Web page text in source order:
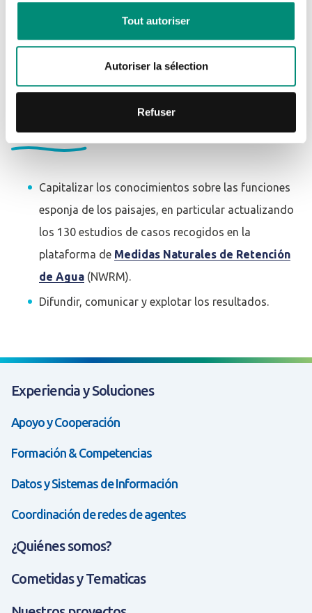
Tout autoriser
Autoriser la sélection
Refuser
sobre métodos de aplicación y mantenimiento. A lo largo
del proyecto se están organizando reuniones y talleres
locales para difundir las principales conclusiones y
resultados.
Las misiones de la OiEau
Capitalizar los conocimientos sobre las funciones
esponja de los paisajes, en particular actualizando
los 130 estudios de casos recogidos en la
plataforma de Medidas Naturales de Retención
de Agua (NWRM).
Difundir, comunicar y explotar los resultados.
Experiencia y Soluciones
Apoyo y Cooperación
Formación & Competencias
Datos y Sistemas de Información
Coordinación de redes de agentes
¿Quiénes somos?
Cometidas y Tematicas